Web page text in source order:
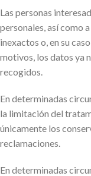
Las personas
personales, así como
inexactos o, en su
motivos, los datos ya
recogidos.
En determinadas
la limitación del
únicamente los
reclamaciones.
En determinadas